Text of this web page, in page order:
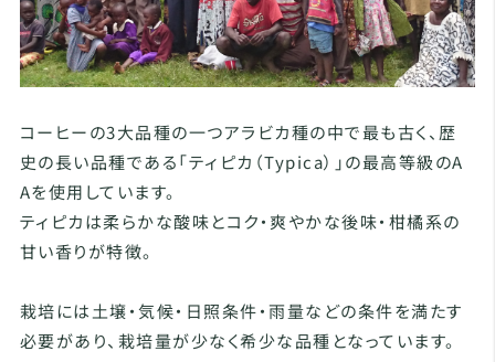
コーヒーの3大品種の一つアラビカ種の中で最も古く、歴
史の長い品種である「ティピカ（Typica）」の最高等級のA
Aを使用しています。
ティピカは柔らかな酸味とコク・爽やかな後味・柑橘系の
甘い香りが特徴。
栽培には土壌・気候・日照条件・雨量などの条件を満たす
必要があり、栽培量が少なく希少な品種となっています。